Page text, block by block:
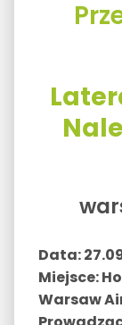
Data:
Miejsce:
Warsaw